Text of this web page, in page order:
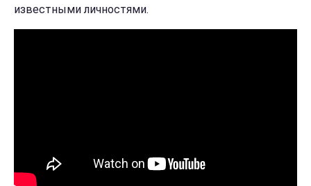
известными личностями.